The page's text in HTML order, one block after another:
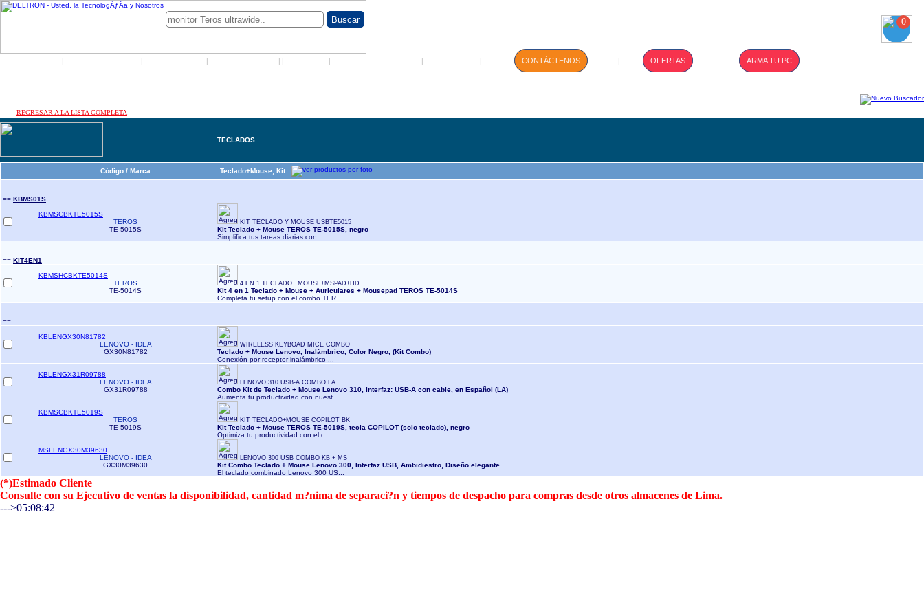
| | | | | | | | CONTÁCTENOS | OFERTAS ARMA TU PC
0
REGRESAR A LA LISTA COMPLETA
TECLADOS
Código / Marca Teclado+Mouse, Kit
== KBMS01S
KBMSCBKTE5015S
TEROS
TE-5015S
KIT TECLADO Y MOUSE USBTE5015
Kit Teclado + Mouse TEROS TE-5015S, negro
Simplifica tus tareas diarias con ...
== KIT4EN1
KBMSHCBKTE5014S
TEROS
TE-5014S
4 EN 1 TECLADO+ MOUSE+MSPAD+HD
Kit 4 en 1 Teclado + Mouse + Auriculares + Mousepad TEROS TE-5014S
Completa tu setup con el combo TER...
==
KBLENGX30N81782
LENOVO - IDEA
GX30N81782
WIRELESS KEYBOAD MICE COMBO
Teclado + Mouse Lenovo, Inalámbrico, Color Negro, (Kit Combo)
Conexión por receptor inalámbrico ...
KBLENGX31R09788
LENOVO - IDEA
GX31R09788
LENOVO 310 USB-A COMBO LA
Combo Kit de Teclado + Mouse Lenovo 310, Interfaz: USB-A con cable, en Español (LA)
Aumenta tu productividad con nuest...
KBMSCBKTE5019S
TEROS
TE-5019S
KIT TECLADO+MOUSE COPILOT BK
Kit Teclado + Mouse TEROS TE-5019S, tecla COPILOT (solo teclado), negro
Optimiza tu productividad con el c...
MSLENGX30M39630
LENOVO - IDEA
GX30M39630
LENOVO 300 USB COMBO KB + MS
Kit Combo Teclado + Mouse Lenovo 300, Interfaz USB, Ambidiestro, Diseño elegante.
El teclado combinado Lenovo 300 US...
(*)Estimado Cliente
Consulte con su Ejecutivo de ventas la disponibilidad, cantidad m?nima de separaci?n y tiempos de despacho para compras desde otros almacenes de Lima.
--->05:08:42